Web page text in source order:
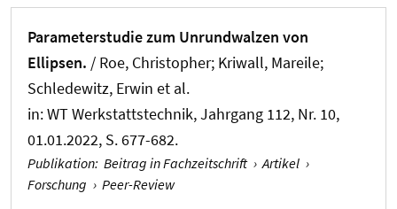
Parameterstudie zum Unrundwalzen von
Ellipsen. / Roe, Christopher; Kriwall, Mareile;
Schledewitz, Erwin et al.
in:WT Werkstattstechnik, Jahrgang 112, Nr. 10,
01.01.2022, S. 677-682.
Publikation: Beitrag in Fachzeitschrift › Artikel ›
Forschung › Peer-Review